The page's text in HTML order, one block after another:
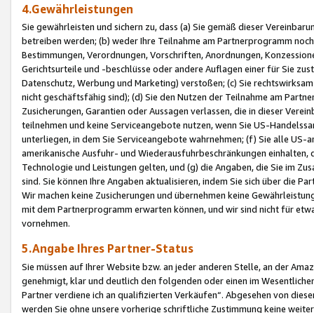
4.Gewährleistungen
Sie gewährleisten und sichern zu, dass (a) Sie gemäß dieser
betreiben werden; (b) weder Ihre Teilnahme am Partnerprogramm
Bestimmungen, Verordnungen, Vorschriften, Anordnungen,
Gerichtsurteile und -beschlüsse oder andere Auflagen einer für Sie
Datenschutz, Werbung und Marketing) verstoßen; (c) Sie
nicht geschäftsfähig sind); (d) Sie den Nutzen der Teilnahme am
Zusicherungen, Garantien oder Aussagen verlassen, die in dieser
teilnehmen und keine Serviceangebote nutzen, wenn Sie US-
unterliegen, in dem Sie Serviceangebote wahrnehmen; (f) Sie alle
amerikanische Ausfuhr- und Wiederausfuhrbeschränkungen
Technologie und Leistungen gelten, und (g) die Angaben, die Sie im
sind. Sie können Ihre Angaben aktualisieren, indem Sie sich über die
Wir machen keine Zusicherungen und übernehmen keine
mit dem Partnerprogramm erwarten können, und wir sind nicht für
vornehmen.
5.Angabe Ihres Partner-Status
Sie müssen auf Ihrer Website bzw. an jeder anderen Stelle, an der
genehmigt, klar und deutlich den folgenden oder einen im
Partner verdiene ich an qualifizierten Verkäufen“. Abgesehen von
werden Sie ohne unsere vorherige schriftliche Zustimmung keine